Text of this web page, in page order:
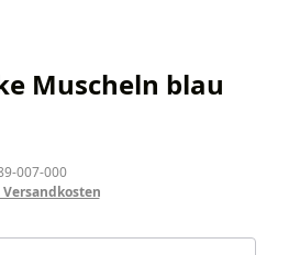
Muscheln blau
007-000